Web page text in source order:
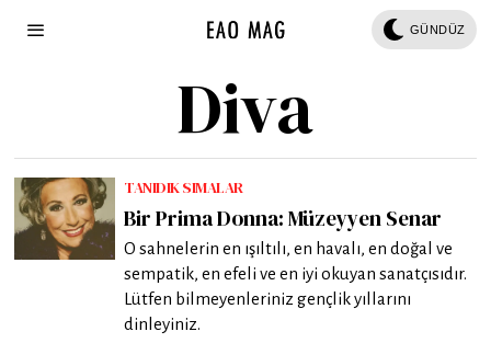
GÜNDÜZ
Diva
TANIDIK SIMALAR
Bir Prima Donna: Müzeyyen Senar
O sahnelerin en ışıltılı, en havalı, en doğal ve
sempatik, en efeli ve en iyi okuyan sanatçısıdır.
Lütfen bilmeyenleriniz gençlik yıllarını
dinleyiniz.